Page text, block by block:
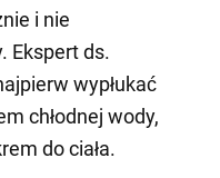
i nie
Ekspert ds.
wypłukać
chłodnej wody,
do ciała.